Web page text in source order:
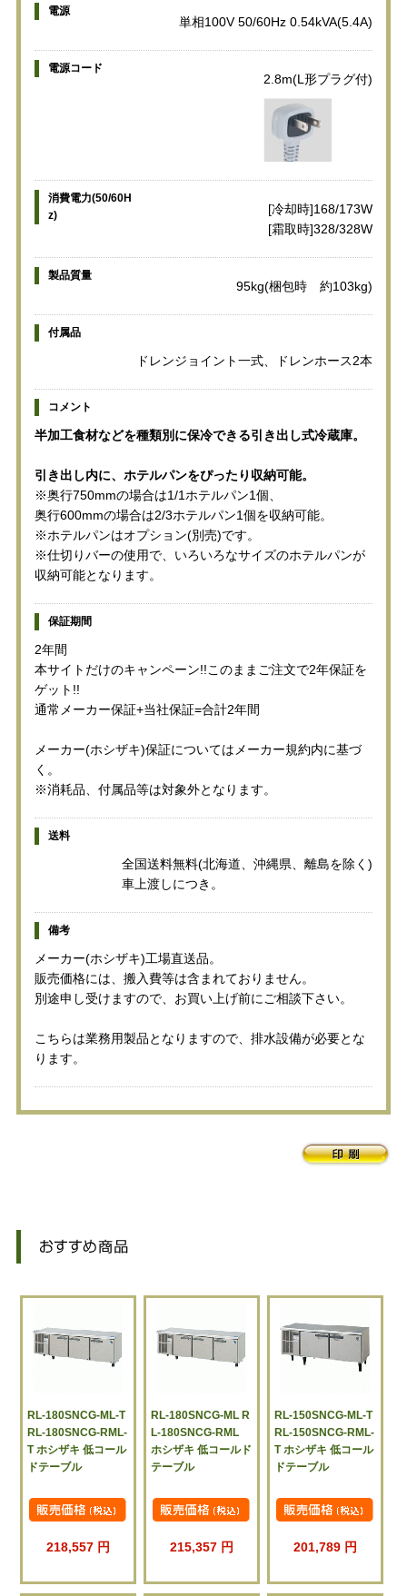
電源
単相100V 50/60Hz 0.54kVA(5.4A)
電源コード
2.8m(L形プラグ付)
消費電力(50/60H
z)
[冷却時]168/173W
[霜取時]328/328W
製品質量
95kg(梱包時 約103kg)
付属品
ドレンジョイント一式、ドレンホース2本
コメント
半加工食材などを種類別に保冷できる引き出し式冷蔵庫。
引き出し内に、ホテルパンをぴったり収納可能。
※奥行750mmの場合は1/1ホテルパン1個、
奥行600mmの場合は2/3ホテルパン1個を収納可能。
※ホテルパンはオプション(別売)です。
※仕切りバーの使用で、いろいろなサイズのホテルパンが
収納可能となります。
保証期間
2年間
本サイトだけのキャンペーン!!このままご注文で2年保証を
ゲット!!
通常メーカー保証+当社保証=合計2年間
メーカー(ホシザキ)保証についてはメーカー規約内に基づ
く。
※消耗品、付属品等は対象外となります。
送料
全国送料無料(北海道、沖縄県、離島を除く)
車上渡しにつき。
備考
メーカー(ホシザキ)工場直送品。
販売価格には、搬入費等は含まれておりません。
別途申し受けますので、お買い上げ前にご相談下さい。
こちらは業務用製品となりますので、排水設備が必要とな
ります。
RL-180SNCG-ML-T
RL-180SNCG-RML-
T ホシザキ 低コール
ドテーブル
218,557 円
RL-180SNCG-ML R
L-180SNCG-RML
ホシザキ 低コールド
テーブル
215,357 円
RL-150SNCG-ML-T
RL-150SNCG-RML-
T ホシザキ 低コール
ドテーブル
201,789 円